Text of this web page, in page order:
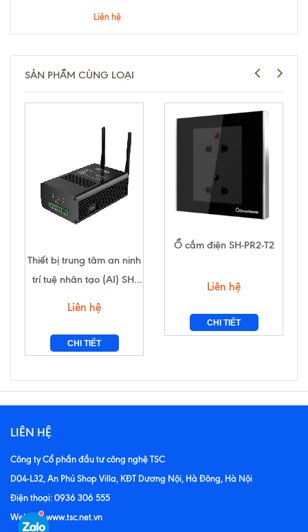
Liên hệ
SẢN PHẨM CÙNG LOẠI
Thiết bị trung tâm an ninh
trí tuệ nhân tạo (AI) SH-
Liên hệ
CHI TIẾT
Ổ cắm điện SH-PR2-T2
Liên hệ
CHI TIẾT
LIÊN HỆ
Công ty Cổ phần đầu tư công nghệ TSC
D04-L32, An Phú Shop Villa, KĐT Dương Nội, Hà Đông, Hà Nội
Điện thoại: 0936 306 555
Website: www.tsc.net.vn